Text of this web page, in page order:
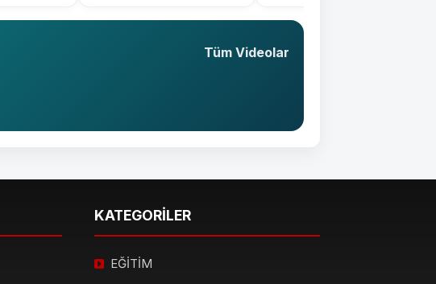
Tüm Videolar
KATEGORİLER
EĞİTİM